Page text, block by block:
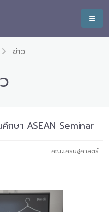
ข่าว
ศึกษา ASEAN Seminar
คณะเศรษฐศาสตร์